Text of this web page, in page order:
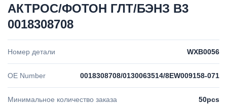
АКТРОС/ФОТОН ГЛТ/БЭНЗ В3
0018308708
Номер детали WXB0056
OE Number 0018308708/0130063514/8EW009158-071
Минимальное количество заказа 50pcs